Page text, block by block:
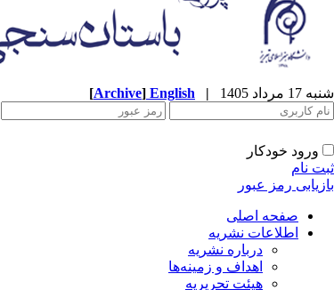
شنبه 17 مرداد 1405 |
English
[Archive]
ورود خودکار
ثبت نام
بازیابی رمز عبور
صفحه اصلی
اطلاعات نشریه
درباره نشریه
اهداف و زمینه‌ها
هیئت تحریریه